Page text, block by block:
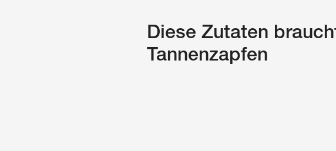
Diese Zutaten
Tannenzapfen